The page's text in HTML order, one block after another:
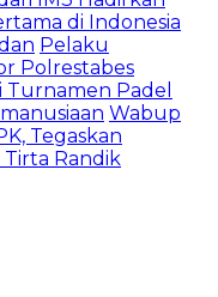
di Indonesia
Pelaku
Polrestabes
Turnamen Padel
Wabup
Tegaskan
Randik